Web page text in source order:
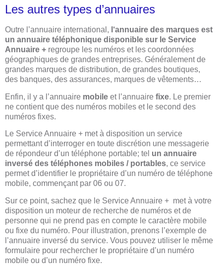
Les autres types d’annuaires
Outre l’annuaire international, ‘annuaire des marques est
un annuaire téléphonique disponible sur le Service
Annuaire + regroupe les numéros et les coordonnées
géographiques de grandes entreprises. Généralement de
grandes marques de distribution, de grandes boutiques,
des banques, des assurances, marques de vêtements…
Enfin, il y a l’annuaire mobile et l’annuaire fixe. Le premier
ne contient que des numéros mobiles et le second des
numéros fixes.
Le Service Annuaire + met à disposition un service
permettant d’interroger en toute discrétion une messagerie
de répondeur d’un téléphone portable; tel un annuaire
inversé des téléphones mobiles / portables, ce service
permet d’identifier le propriétaire d’un numéro de téléphone
mobile, commençant par 06 ou 07.
Sur ce point, sachez que le Service Annuaire + met à votre
disposition un moteur de recherche de numéros et de
personne qui ne prend pas en compte le caractère mobile
ou fixe du numéro. Pour illustration, prenons l’exemple de
l’annuaire inversé du service. Vous pouvez utiliser le même
formulaire pour rechercher le propriétaire d’un numéro
mobile ou d’un numéro fixe.